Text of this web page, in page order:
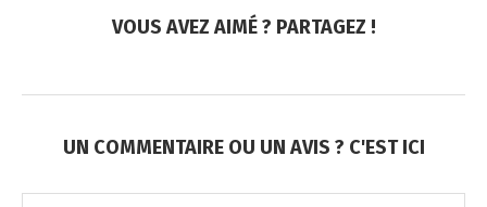
VOUS AVEZ AIMÉ ? PARTAGEZ !
UN COMMENTAIRE OU UN AVIS ? C'EST ICI